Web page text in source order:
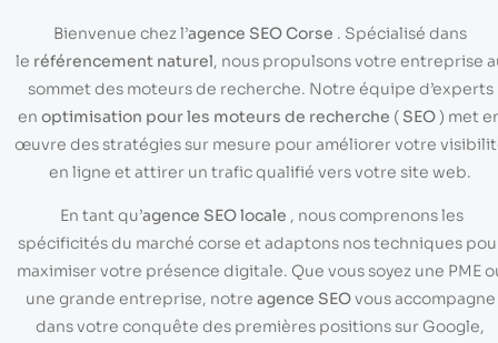
Bienvenue chez l’agence SEO Corse . Spécialisé dans
le référencement naturel, nous propulsons votre entreprise
sommet des moteurs de recherche. Notre équipe d’experts
en optimisation pour les moteurs de recherche ( SEO) met
œuvre des stratégies sur mesure pour améliorer votre
en ligne et attirer un trafic qualifié vers votre site web.
En tant qu’agence SEO locale , nous comprenons les
spécificités du marché corse et adaptons nos techniques
maximiser votre présence digitale. Que vous soyez une PME
une grande entreprise, notre agence SEOvous accompagne
dans votre conquête des premières positions sur Google,